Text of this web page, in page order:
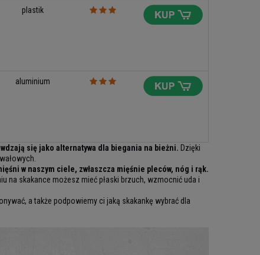
plastik
aluminium
się jako alternatywa dla biegania na bieżni. Dzięki
w naszym ciele, zwłaszcza mięśnie pleców, nóg i rąk.
na skakance możesz mieć płaski brzuch, wzmocnić uda i
a także podpowiemy ci jaką skakankę wybrać dla